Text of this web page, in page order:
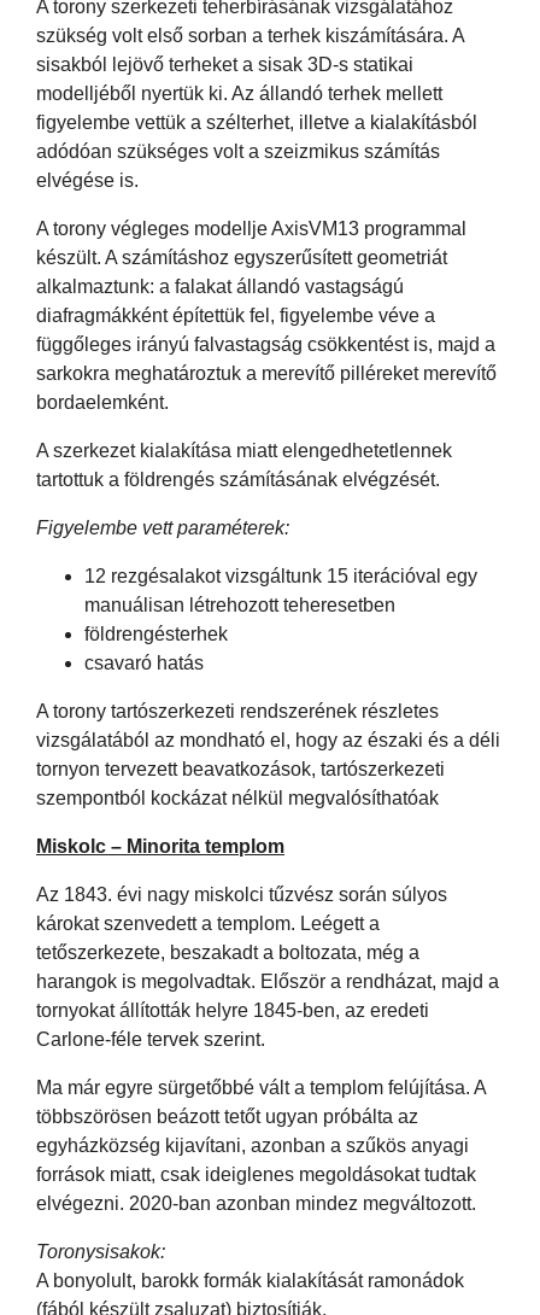
A torony szerkezeti teherbírásának vizsgálatához
szükség volt első sorban a terhek kiszámítására. A
sisakból lejövő terheket a sisak 3D-s statikai
modelljéből nyertük ki. Az állandó terhek mellett
figyelembe vettük a szélterhet, illetve a kialakításból
adódóan szükséges volt a szeizmikus számítás
elvégése is.
A torony végleges modellje AxisVM13 programmal
készült. A számításhoz egyszerűsített geometriát
alkalmaztunk: a falakat állandó vastagságú
diafragmákként építettük fel, figyelembe véve a
függőleges irányú falvastagság csökkentést is, majd a
sarkokra meghatároztuk a merevítő pilléreket merevítő
bordaelemként.
A szerkezet kialakítása miatt elengedhetetlennek
tartottuk a földrengés számításának elvégzését.
Figyelembe vett paraméterek:
12 rezgésalakot vizsgáltunk 15 iterációval egy
manuálisan létrehozott teheresetben
földrengésterhek
csavaró hatás
A torony tartószerkezeti rendszerének részletes
vizsgálatából az mondható el, hogy az északi és a déli
tornyon tervezett beavatkozások, tartószerkezeti
szempontból kockázat nélkül megvalósíthatóak
Miskolc – Minorita templom
Az 1843. évi nagy miskolci tűzvész során súlyos
károkat szenvedett a templom. Leégett a
tetőszerkezete, beszakadt a boltozata, még a
harangok is megolvadtak. Először a rendházat, majd a
tornyokat állították helyre 1845-ben, az eredeti
Carlone-féle tervek szerint.
Ma már egyre sürgetőbbé vált a templom felújítása. A
többszörösen beázott tetőt ugyan próbálta az
egyházközség kijavítani, azonban a szűkös anyagi
források miatt, csak ideiglenes megoldásokat tudtak
elvégezni. 2020-ban azonban mindez megváltozott.
Toronysisakok:
A bonyolult, barokk formák kialakítását ramonádok
(fából készült zsaluzat) biztosítják.